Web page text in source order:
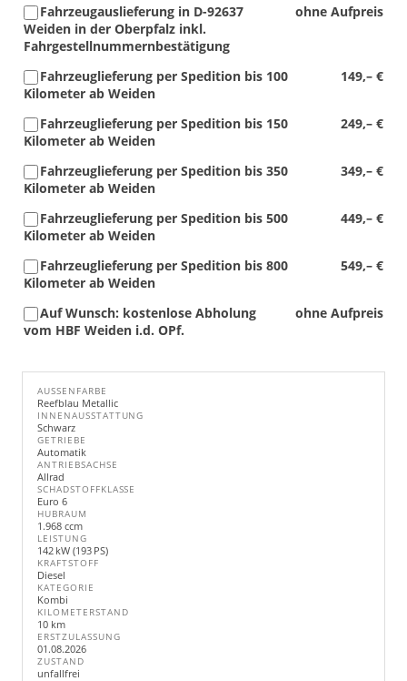
ohne Aufpreis
Fahrzeugauslieferung in D-92637
Weiden in der Oberpfalz inkl.
Fahrgestellnummernbestätigung
149,– €
Fahrzeuglieferung per Spedition bis 100
Kilometer ab Weiden
249,– €
Fahrzeuglieferung per Spedition bis 150
Kilometer ab Weiden
349,– €
Fahrzeuglieferung per Spedition bis 350
Kilometer ab Weiden
449,– €
Fahrzeuglieferung per Spedition bis 500
Kilometer ab Weiden
549,– €
Fahrzeuglieferung per Spedition bis 800
Kilometer ab Weiden
ohne Aufpreis
Auf Wunsch: kostenlose Abholung
vom HBF Weiden i.d. OPf.
AUSSENFARBE
Reefblau Metallic
INNENAUSSTATTUNG
Schwarz
GETRIEBE
Automatik
ANTRIEBSACHSE
Allrad
SCHADSTOFFKLASSE
Euro 6
HUBRAUM
1.968 ccm
LEISTUNG
142 kW (193 PS)
KRAFTSTOFF
Diesel
KATEGORIE
Kombi
KILOMETERSTAND
10 km
ERSTZULASSUNG
01.08.2026
ZUSTAND
unfallfrei